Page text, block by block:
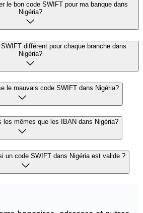
le bon code SWIFT pour ma banque dans
Nigéria?
différent pour chaque branche dans
Nigéria?
le mauvais code SWIFT dans Nigéria?
les mêmes que les IBAN dans Nigéria?
un code SWIFT dans Nigéria est valide ?